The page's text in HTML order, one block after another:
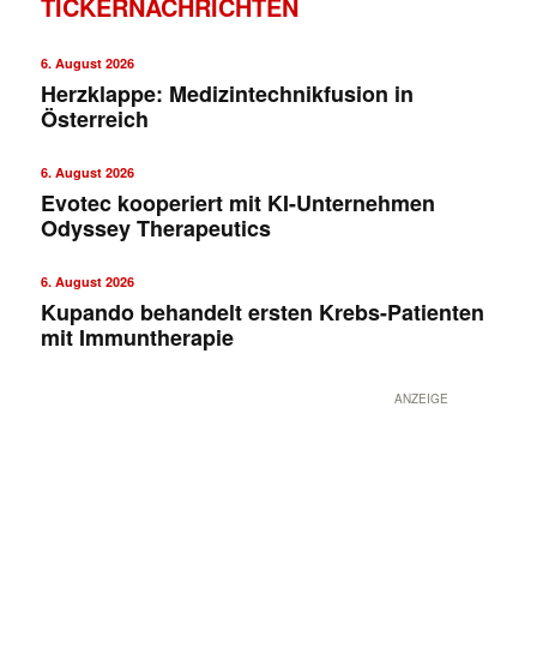
6. August 2026
Herzklappe: Medizintechnikfusion in
Österreich
6. August 2026
Evotec kooperiert mit KI-Unternehmen
Odyssey Therapeutics
6. August 2026
Kupando behandelt ersten Krebs-Patienten
mit Immuntherapie
ANZEIGE